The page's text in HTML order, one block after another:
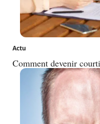
Actu
Comment devenir